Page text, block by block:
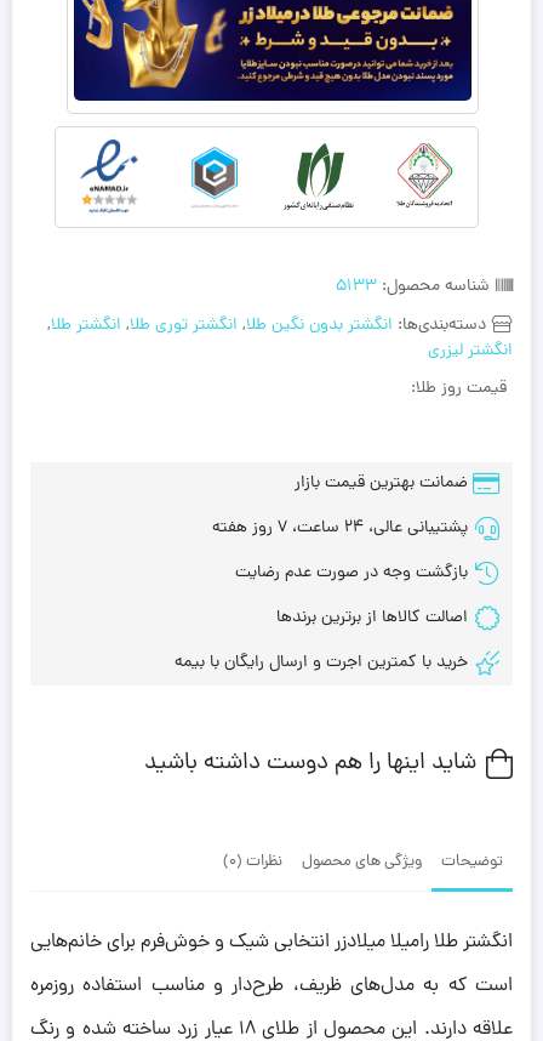
شناسه محصول: 5133
دسته‌بندی‌ها: انگشتر بدون نگین طلا, انگشتر توری طلا, انگشتر طلا,
انگشتر لیزری
قیمت روز طلا:
ضمانت بهترین قیمت بازار
پشتیبانی عالی، 24 ساعت، 7 روز هفته
بازگشت وجه در صورت عدم رضایت
اصالت کالاها از برترین برندها
خرید با کمترین اجرت و ارسال رایگان با بیمه
شاید اینها را هم دوست داشته باشید
توضیحات ویژگی های محصول نظرات (0)
انگشتر طلا رامیلا میلادزر انتخابی شیک و خوش‌فرم برای خانم‌هایی
است که به مدل‌های ظریف، طرح‌دار و مناسب استفاده روزمره
علاقه دارند. این محصول از طلای ۱۸ عیار زرد ساخته شده و رنگ